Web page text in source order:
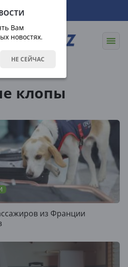
Вам
новостях.
НЕ СЕЙЧАС
клопы
из Франции